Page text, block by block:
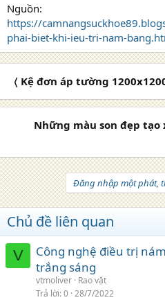
Nguồn:
https://
phai-biet-khi-ieu-tri-nam-
〈 Kệ đơn áp tường
Những màu son đẹp
Đăng nhập một phát,
Chủ đề liên quan
V
Công nghệ điều trị
trắng sáng
vtmoliver Rao vặt
Trả lời 0 28/7/2022